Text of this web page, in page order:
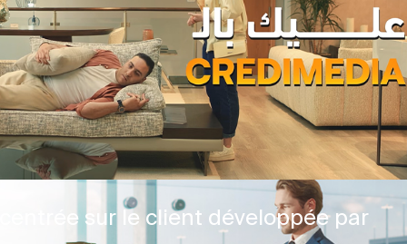
sur le client développée par